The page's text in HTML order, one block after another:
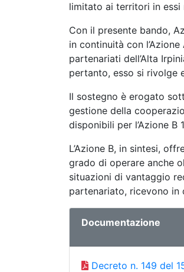
limitato ai territori in essi
Con il presente bando,
in continuità con
partenariati dell’Alta
pertanto, esso si rivolge
Il sostegno è erogato
gestione della
disponibili per l’Azione B
L’Azione B, in sintesi,
grado di operare anche
situazioni di vantaggio
partenariato, ricevono in
Documentazione
Decreto n. 149 del